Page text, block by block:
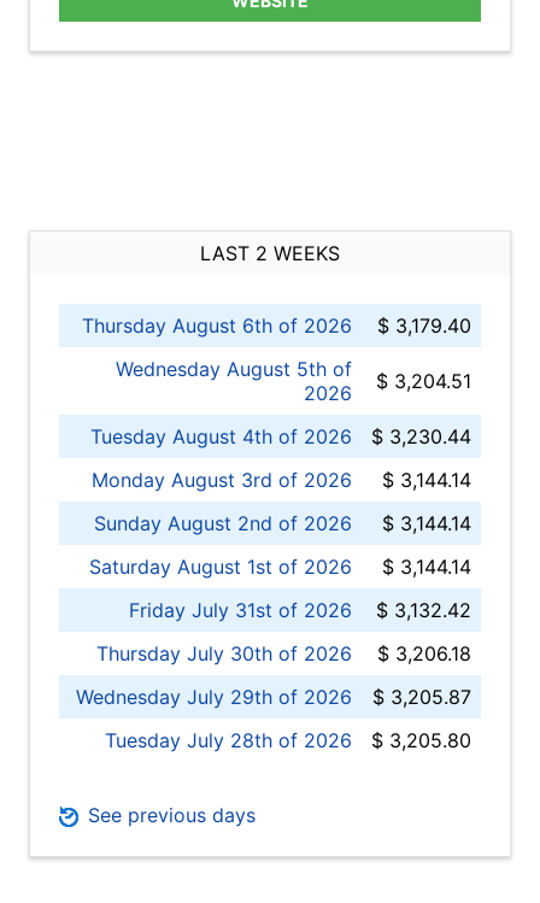
LAST 2 WEEKS
Thursday August 6th of 2026
$ 3,179.40
Wednesday August 5th of
2026
$ 3,204.51
Tuesday August 4th of 2026
$ 3,230.44
Monday August 3rd of 2026
$ 3,144.14
Sunday August 2nd of 2026
$ 3,144.14
Saturday August 1st of 2026
$ 3,144.14
Friday July 31st of 2026
$ 3,132.42
Thursday July 30th of 2026
$ 3,206.18
Wednesday July 29th of 2026
$ 3,205.87
Tuesday July 28th of 2026
$ 3,205.80
See previous days